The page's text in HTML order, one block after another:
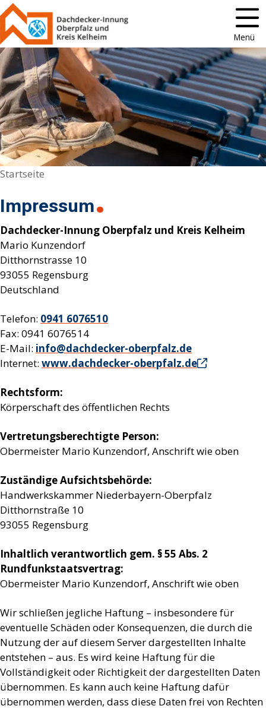
Menü
Startseite
Impressum
Dachdecker-Innung Oberpfalz und Kreis Kelheim
Mario Kunzendorf
Ditthornstrasse 10
93055 Regensburg
Deutschland
Telefon: 0941 6076510
Fax: 0941 6076514
E-Mail: info@dachdecker-oberpfalz.de
Internet: www.dachdecker-oberpfalz.de
Rechtsform:
Körperschaft des öffentlichen Rechts
Vertretungsberechtigte Person:
Obermeister Mario Kunzendorf, Anschrift wie oben
Zuständige Aufsichtsbehörde:
Handwerkskammer Niederbayern-Oberpfalz
Ditthornstraße 10
93055 Regensburg
Inhaltlich verantwortlich gem. § 55 Abs. 2
Rundfunkstaatsvertrag:
Obermeister Mario Kunzendorf, Anschrift wie oben
Wir schließen jegliche Haftung – insbesondere für
eventuelle Schäden oder Konsequenzen, die durch die
Nutzung der auf diesem Server dargestellten Inhalte
entstehen – aus. Es wird keine Haftung für die
Vollständigkeit oder Richtigkeit der dargestellten Daten
übernommen. Es kann auch keine Haftung dafür
übernommen werden, dass diese Daten frei von Rechten